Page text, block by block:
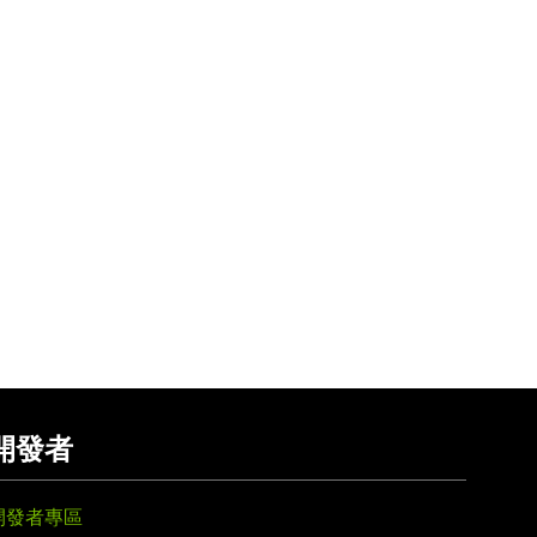
發者
發者專區